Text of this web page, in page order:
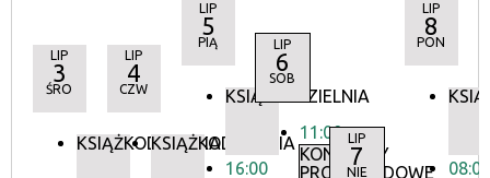
LIP
3
ŚRO
KSIĄŻKODZIELNIA
LIP
4
CZW
KSIĄŻKODZIELNIA
LIP
5
PIĄ
KSIĄŻKODZIELNIA
16:00
LIP
6
SOB
11:00
KONCERTY
PROMENADOWE
LIP
7
NIE
LIP
8
PON
08:00